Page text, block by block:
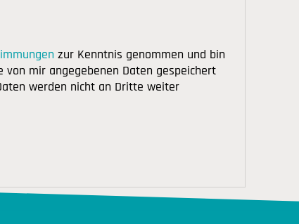
zur Kenntnis genommen und bin
von mir angegebenen Daten gespeichert
werden nicht an Dritte weiter